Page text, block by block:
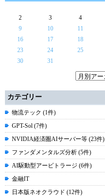
2
3 4
9
10 11
16
17 18
23
24 25
30
31
カテゴリー
物流テック (1件)
GPT-Sol (7件)
NVIDIA経済圏AIサーバー等 (23件)
ファンダメンタルズ分析 (5件)
AI駆動型アービトラージ (6件)
金融IT
日本版ネオクラウド (12件)